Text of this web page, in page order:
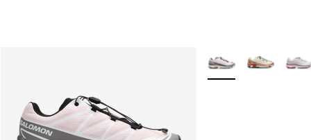
Plus de couleurs